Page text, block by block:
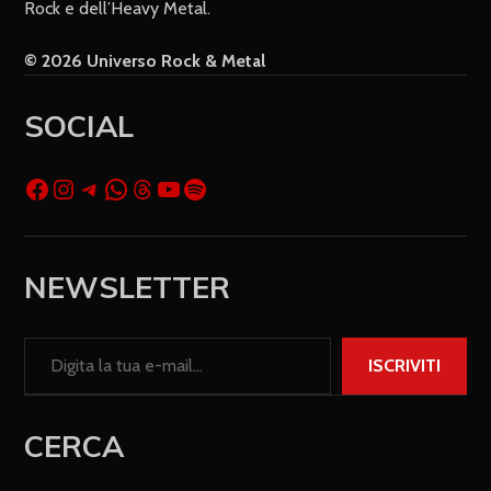
Rock e dell’Heavy Metal.
© 2026 Universo Rock & Metal
SOCIAL
NEWSLETTER
ISCRIVITI
CERCA